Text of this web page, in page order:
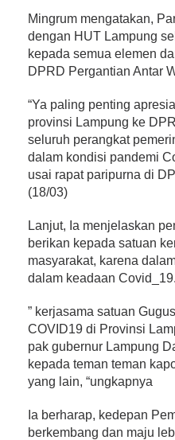
Mingrum mengatakan,
dengan HUT Lampung
kepada semua elemen
DPRD Pergantian Antar
“Ya paling penting
provinsi Lampung ke
seluruh perangkat
dalam kondisi pandemi
usai rapat paripurna di
(18/03)
Lanjut, Ia menjelaskan
berikan kepada satuan
masyarakat, karena
dalam keadaan Covid_19.
” kerjasama satuan
COVID19 di Provinsi
pak gubernur Lampung
kepada teman teman
yang lain, “ungkapnya
Ia berharap, kedepan
berkembang dan maju